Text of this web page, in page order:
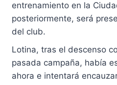
entrenamiento en la
posteriormente, será
del club.
Lotina, tras el descenso
pasada campaña, había
ahora e intentará